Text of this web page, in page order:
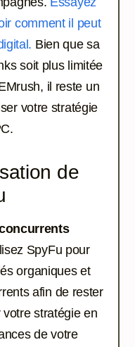
comment il peut
Bien que sa
soit plus limitée
il reste un
votre stratégie
de
SpyFu pour
organiques et
afin de rester
votre stratégie en
de votre